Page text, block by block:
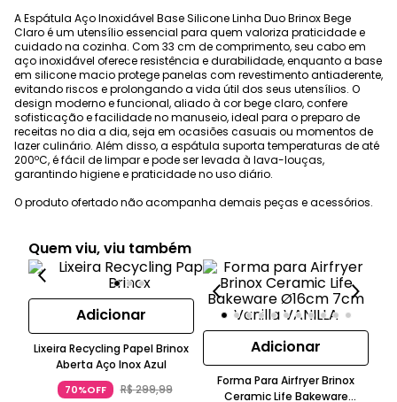
A Espátula Aço Inoxidável Base Silicone Linha Duo Brinox Bege
Claro é um utensílio essencial para quem valoriza praticidade e
cuidado na cozinha. Com 33 cm de comprimento, seu cabo em
aço inoxidável oferece resistência e durabilidade, enquanto a base
em silicone macio protege panelas com revestimento antiaderente,
evitando riscos e prolongando a vida útil dos seus utensílios. O
design moderno e funcional, aliado à cor bege claro, confere
sofisticação e facilidade no manuseio, ideal para o preparo de
receitas no dia a dia, seja em ocasiões casuais ou momentos de
lazer culinário. Além disso, a espátula suporta temperaturas de até
200ºC, é fácil de limpar e pode ser levada à lava-louças,
garantindo higiene e praticidade no uso diário.
O produto ofertado não acompanha demais peças e acessórios.
Quem viu, viu também
Adicionar
Lixeira Recycling Papel Brinox
Aberta Aço Inox Azul
70%OFF R$299,99
Adicionar
Forma Para Airfryer Brinox
Ceramic Life Bakeware